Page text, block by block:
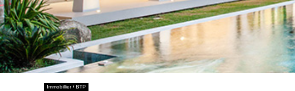
Immobillier / BTP